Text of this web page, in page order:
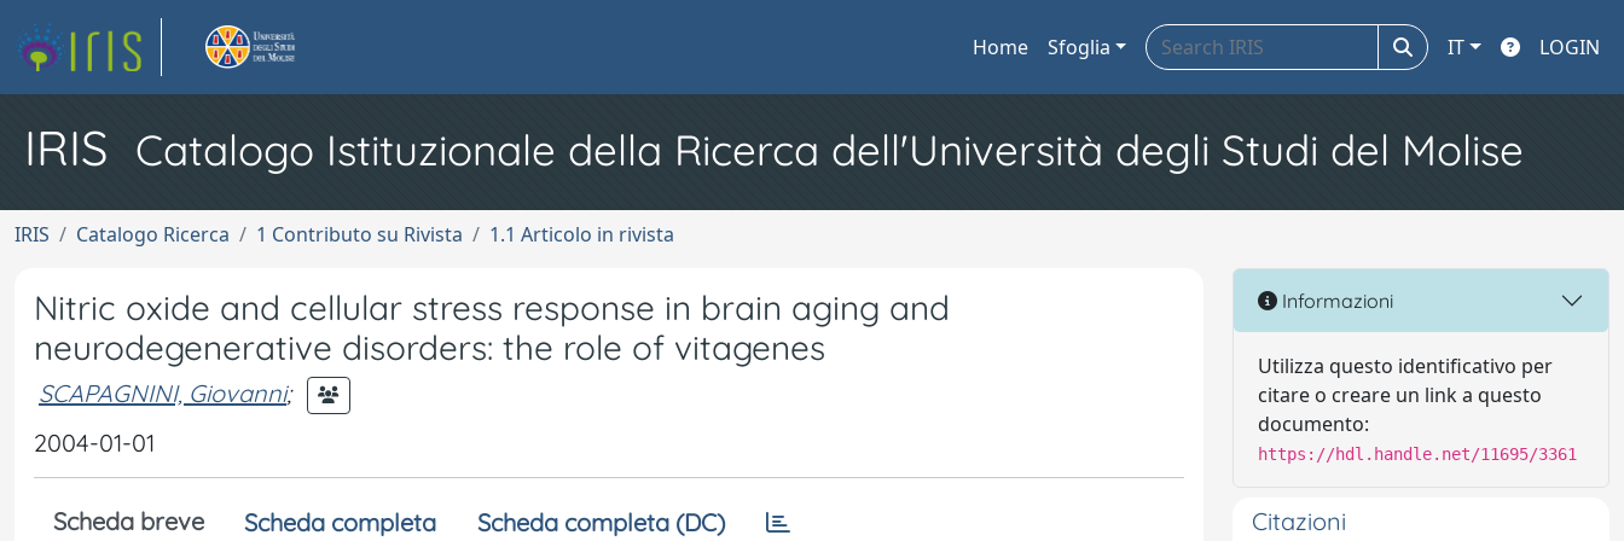
Home Sfoglia IT LOGIN
IRIS Catalogo Istituzionale della Ricerca dell'Università degli Studi del Molise
IRIS Catalogo Ricerca 1 Contributo su Rivista 1.1 Articolo in rivista
Nitric oxide and cellular stress response in brain aging and
neurodegenerative disorders: the role of vitagenes
SCAPAGNINI, Giovanni;
2004-01-01
Scheda breve Scheda completa Scheda completa (DC)
Informazioni
Utilizza questo identificativo per
citare o creare un link a questo
documento:
https://hdl.handle.net/11695/3361
Citazioni